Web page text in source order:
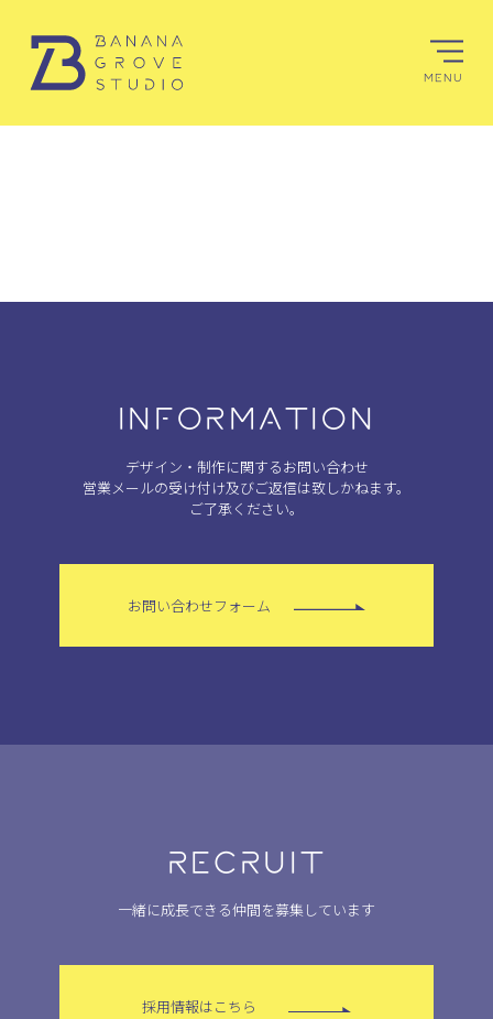
MENU
INFORMATION
デザイン・制作に関するお問い合わせ
営業メールの受け付け及びご返信は致しかねます。
ご了承ください。
お問い合わせフォーム
RECRUIT
一緒に成長できる仲間を募集しています
採用情報はこちら